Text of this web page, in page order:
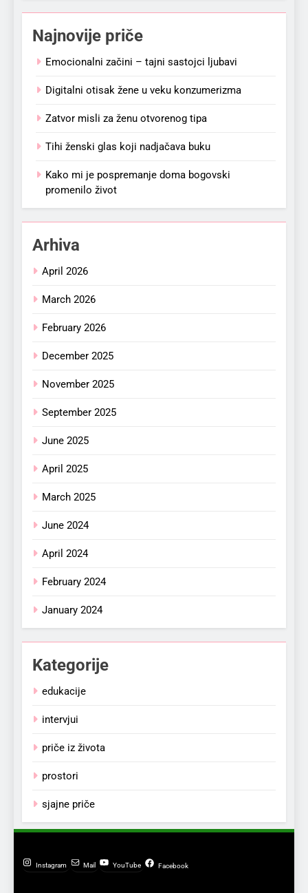
Najnovije priče
Emocionalni začini – tajni sastojci ljubavi
Digitalni otisak žene u veku konzumerizma
Zatvor misli za ženu otvorenog tipa
Tihi ženski glas koji nadjačava buku
Kako mi je pospremanje doma bogovski
promenilo život
Arhiva
April 2026
March 2026
February 2026
December 2025
November 2025
September 2025
June 2025
April 2025
March 2025
June 2024
April 2024
February 2024
January 2024
Kategorije
edukacije
intervjui
priče iz života
prostori
sjajne priče
Instagram Mail YouTube Facebook